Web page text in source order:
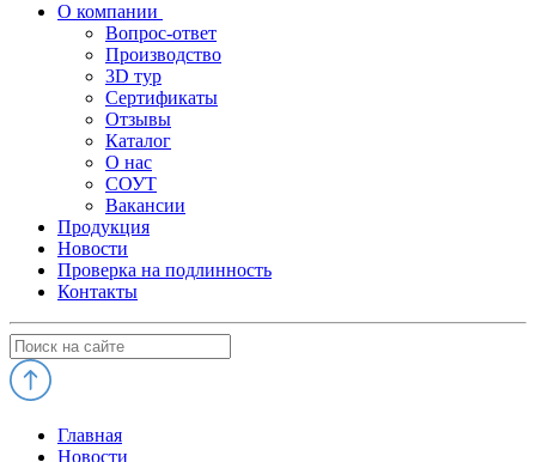
О компании
Вопрос-ответ
Производство
3D тур
Сертификаты
Отзывы
Каталог
О нас
СОУТ
Вакансии
Продукция
Новости
Проверка на подлинность
Контакты
Главная
Новости